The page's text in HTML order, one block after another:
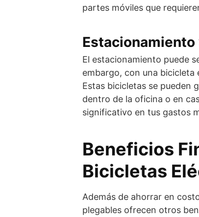
partes móviles que
Estacionamiento
El estacionamiento puede
embargo, con una bicicleta
Estas bicicletas se pueden
dentro de la oficina o en
significativo en tus gastos
Beneficios
Bicicletas
Además de ahorrar en
plegables ofrecen otros